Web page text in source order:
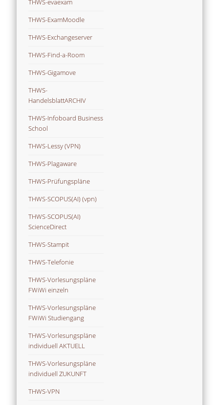
THWS-evaexam
THWS-ExamMoodle
THWS-Exchangeserver
THWS-Find-a-Room
THWS-Gigamove
THWS-
HandelsblattARCHIV
THWS-Infoboard Business
School
THWS-Lessy (VPN)
THWS-Plagaware
THWS-Prüfungspläne
THWS-SCOPUS(AI) (vpn)
THWS-SCOPUS(AI)
ScienceDirect
THWS-Stampit
THWS-Telefonie
THWS-Vorlesungspläne
FWiWi einzeln
THWS-Vorlesungspläne
FWiWi Studiengang
THWS-Vorlesungspläne
individuell AKTUELL
THWS-Vorlesungspläne
individuell ZUKUNFT
THWS-VPN